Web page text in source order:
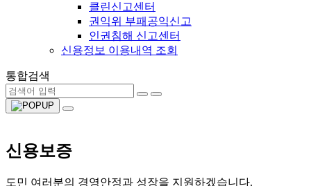
클린신고센터
권익위 부패공익신고
인권침해 신고센터
신용정보 이용내역 조회
통합검색
신용보증
도민 여러분의 경영안정과 성장을 지원하겠습니다.